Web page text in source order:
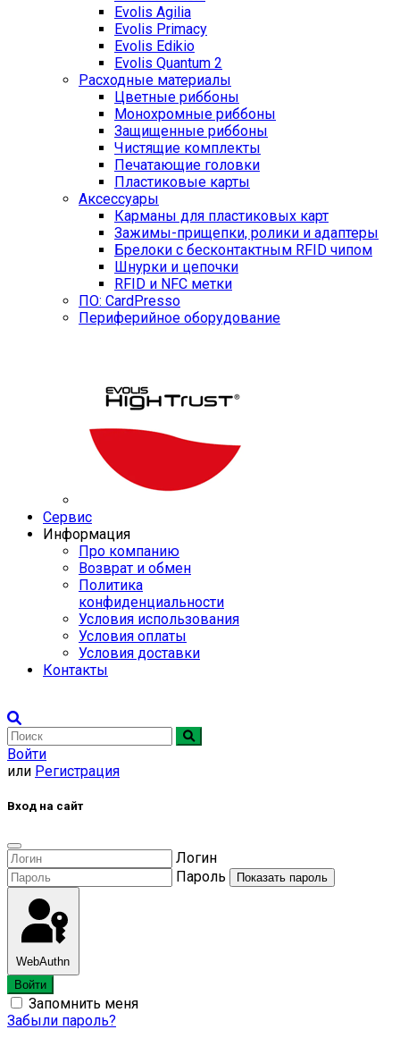
Evolis Agilia
Evolis Primacy
Evolis Edikio
Evolis Quantum 2
Расходные материалы
Цветные риббоны
Монохромные риббоны
Защищенные риббоны
Чистящие комплекты
Печатающие головки
Пластиковые карты
Аксессуары
Карманы для пластиковых карт
Зажимы-прищепки, ролики и адаптеры
Брелоки с бесконтактным RFID чипом
Шнурки и цепочки
RFID и NFC метки
ПО: CardPresso
Периферийное оборудование
Сервис
Информация
Про компанию
Возврат и обмен
Политика
конфиденциальности
Условия использования
Условия оплаты
Условия доставки
Контакты
Войти
или Регистрация
Вход на сайт
Логин
Пароль
Показать пароль
WebAuthn
Войти
Запомнить меня
Забыли пароль?